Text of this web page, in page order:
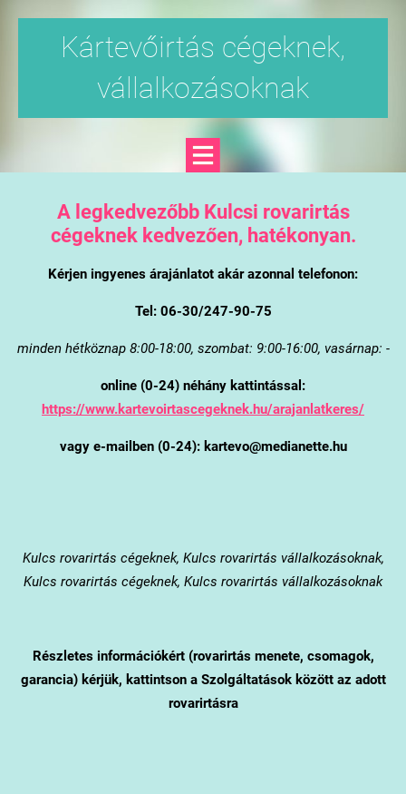
Kártevőirtás cégeknek,
vállalkozásoknak
A legkedvezőbb Kulcsi rovarirtás
cégeknek kedvezően, hatékonyan.
Kérjen ingyenes árajánlatot akár azonnal telefonon:
Tel: 06-30/247-90-75
minden hétköznap 8:00-18:00, szombat: 9:00-16:00, vasárnap: -
online (0-24) néhány kattintással:
https://www.kartevoirtascegeknek.hu/arajanlatkeres/
vagy e-mailben (0-24): kartevo@medianette.hu
Kulcs rovarirtás cégeknek, Kulcs rovarirtás vállalkozásoknak,
Kulcs rovarirtás cégeknek, Kulcs rovarirtás vállalkozásoknak
Részletes információkért (rovarirtás menete, csomagok,
garancia) kérjük, kattintson a Szolgáltatások között az adott
rovarirtásra